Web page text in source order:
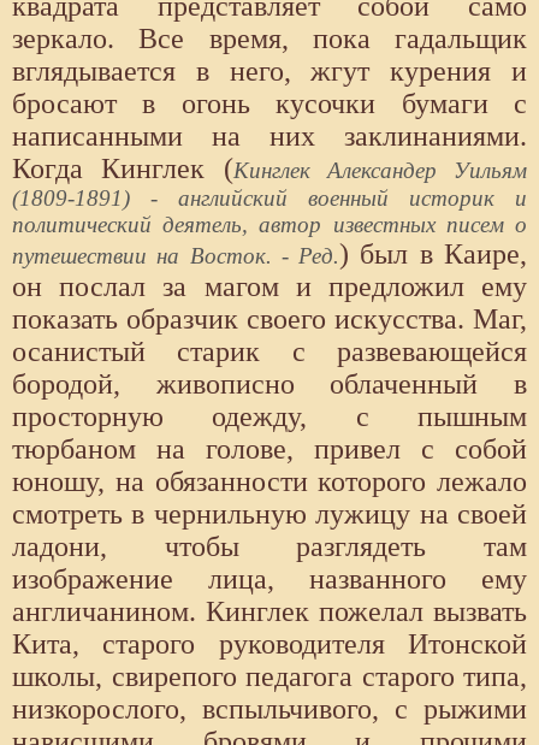
квадрата представляет собой само
зеркало. Все время, пока гадальщик
вглядывается в него, жгут курения и
бросают в огонь кусочки бумаги с
написанными на них заклинаниями.
Когда Кинглек (Кинглек Александер Уильям
(1809-1891) - английский военный историк и
политический деятель, автор известных писем о
путешествии на Восток. - Ред.) был в Каире,
он послал за магом и предложил ему
показать образчик своего искусства. Маг,
осанистый старик с развевающейся
бородой, живописно облаченный в
просторную одежду, с пышным
тюрбаном на голове, привел с собой
юношу, на обязанности которого лежало
смотреть в чернильную лужицу на своей
ладони, чтобы разглядеть там
изображение лица, названного ему
англичанином. Кинглек пожелал вызвать
Кита, старого руководителя Итонской
школы, свирепого педагога старого типа,
низкорослого, вспыльчивого, с рыжими